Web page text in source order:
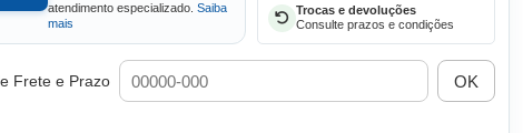
atendimento especializado. Saiba
mais
Trocas e devoluções
Consulte prazos e condições
Frete e Prazo OK